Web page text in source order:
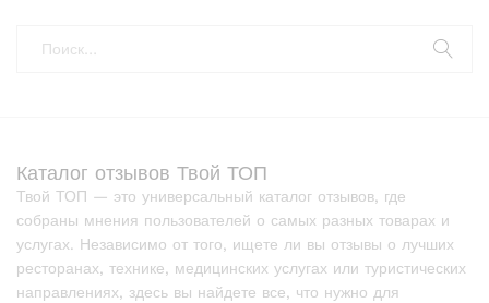
Каталог отзывов Твой ТОП
Твой ТОП — это универсальный каталог отзывов, где
собраны мнения пользователей о самых разных товарах и
услугах. Независимо от того, ищете ли вы отзывы о лучших
ресторанах, технике, медицинских услугах или туристических
направлениях, здесь вы найдете все, что нужно для